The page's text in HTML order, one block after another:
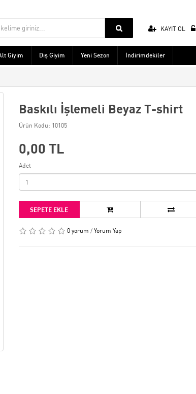
KAYIT OL
Giyim Dış Giyim Yeni Sezon İndirimdekiler
Baskılı İşlemeli Beyaz T-shirt
Ürün Kodu: 10105
0,00 TL
Adet
SEPETE EKLE
0 yorum / Yorum Yap